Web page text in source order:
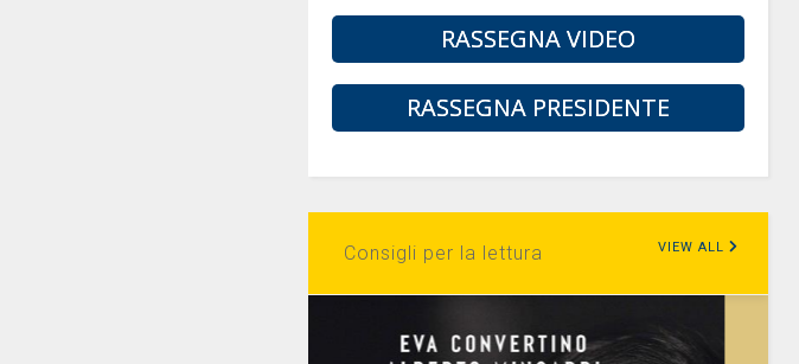
RASSEGNA VIDEO
RASSEGNA PRESIDENTE
Consigli per la lettura VIEW ALL